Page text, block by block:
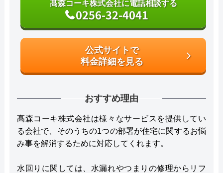
髙森コーキ株式会社に電話相談する
0256-32-4041
公式サイトで
料金詳細を見る
おすすめ理由
髙森コーキ株式会社は様々なサービスを提供してい
る会社で、そのうちの1つの部署が住宅に関するお悩
み事を解消するために対応してくれます。
水回りに関しては、水漏れやつまりの修理からリフ